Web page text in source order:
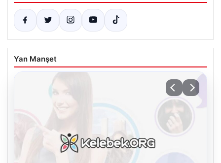
Yan Manşet